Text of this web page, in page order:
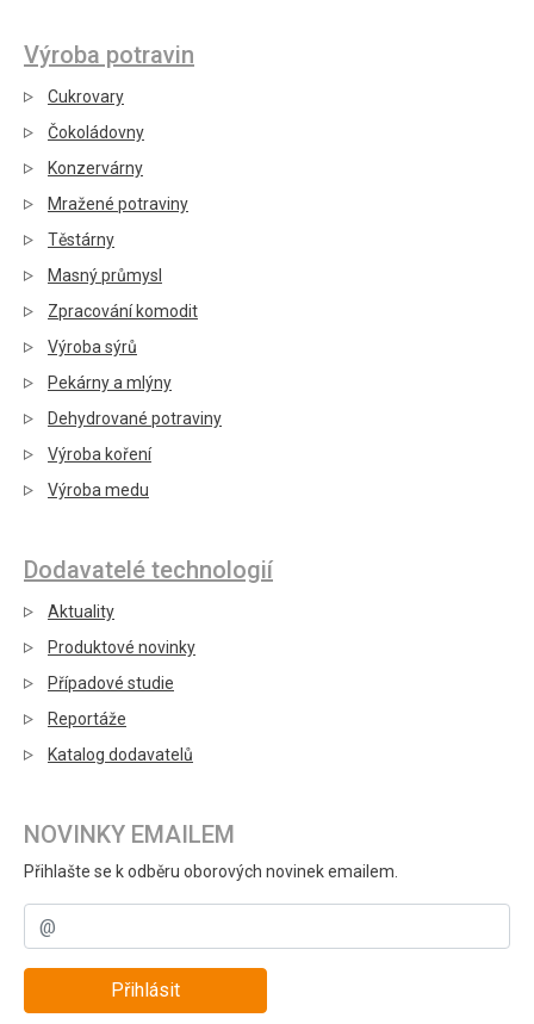
Výroba potravin
Cukrovary
Čokoládovny
Konzervárny
Mražené potraviny
Těstárny
Masný průmysl
Zpracování komodit
Výroba sýrů
Pekárny a mlýny
Dehydrované potraviny
Výroba koření
Výroba medu
Dodavatelé technologií
Aktuality
Produktové novinky
Případové studie
Reportáže
Katalog dodavatelů
NOVINKY EMAILEM
Přihlašte se k odběru oborových novinek emailem.
Přihlásit